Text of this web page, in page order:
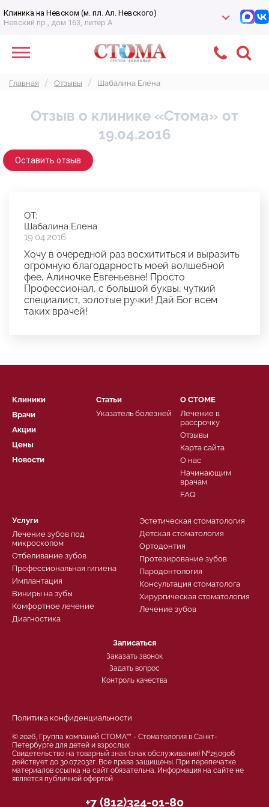
Клиника на Невском (м. пл. Ал. Невского)
Невский пр., дом 163, литер А
Главная Отзывы Шабалина Елена
Отзыв о клинике «Стома» от
19.04.2016
Оставить отзыв
ОТ:
Шабалина Елена
19.04.2016
Хочу в очередной раз восхититься и выразить
огромную благодарность моей волшебной
фее, Алиночке Евгеньевне! Просто
Профессионал, с большой буквы, чуткий
специалист, золотые ручки! Дай Бог всем
таких врачей!
Клиники
Врачи
Акции
Цены
Новости
Услуги
Лечение зубов под
микроскопом
Отбеливание зубов
Профессиональная гигиена
Имплантация
Виниры на зубы
Комфортное лечение
Диагностика
Эстетическая стоматология
Детская стоматология
Ортодонтия
Протезирование зубов
Пародонтология
Консультация стоматолога
Хирургическая стоматология
Лечение зубов
О СТОМЕ
Лечение в
рассрочку
Отзывы
Карта сайта
О нас
Начинающим
врачам
FAQ
Статьи
Указатель болезней
Записаться
Заказать звонок
Задать вопрос
Контроль качества
Политика конфиденциальности
© 2026, Группа компаний СТОМА™ - Стоматология в Санкт-
Петербурге для детей и взрослых
Свидетельство на товарный знак (знак обслуживания) №250906
действует до 30.07.2032г. Все права защищены. При перепечатке
материалов ссылка на сайт обязательна. Информация на сайте не
является публичной офертой
+7 (812)324-01-80